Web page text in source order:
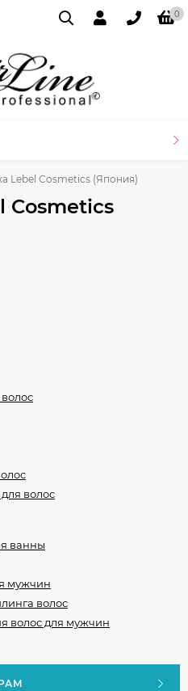
0
Lebel Cosmetics (Япония)
Cosmetics
волос
ванны
мужчин
волос
волос для мужчин